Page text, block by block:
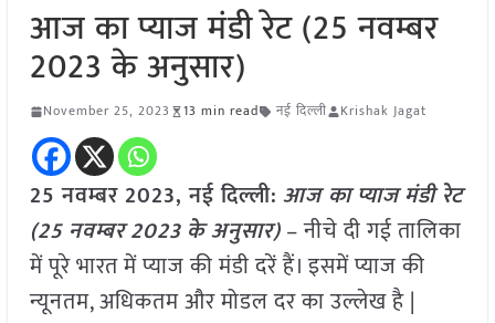
आज का प्याज मंडी रेट (25 नवम्बर
2023 के अनुसार)
November 25, 2023 13 min read नई दिल्ली Krishak Jagat
25 नवम्बर 2023, नई दिल्ली: आज का प्याज मंडी रेट
(25 नवम्बर2023 के अनुसार)– नीचे दी गई तालिका
में पूरे भारत में प्याज की मंडी दरें हैं। इसमें प्याज की
न्यूनतम, अधिकतम और मोडल दर का उल्लेख है |